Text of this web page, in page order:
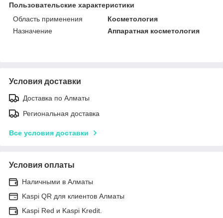
Пользовательские характеристики
Область применения
Косметология
Назначение
Аппаратная косметология
Условия доставки
Доставка по Алматы
Региональная доставка
Все условия доставки
Условия оплаты
Наличными в Алматы
Kaspi QR для клиентов Алматы
Kaspi Red и Kaspi Kredit.